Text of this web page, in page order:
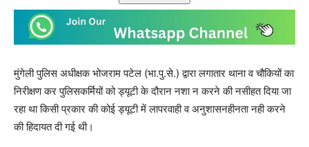
मुंगेली पुलिस अधीक्षक भोजराम पटेल (भा.पु.से.) द्वारा लगातार थाना व चौकियों का
निरीक्षण कर पुलिसकर्मियों को ड्यूटी के दौरान नशा न करने की नसीहत दिया जा
रहा था किसी प्रकार की कोई ड्यूटी में लापरवाही व अनुशासनहीनता नही करने
की हिदायत दी गई थी।